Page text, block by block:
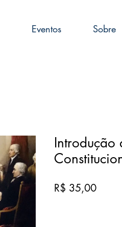
Eventos Sobre
Introdução
R$ 35,00Preço